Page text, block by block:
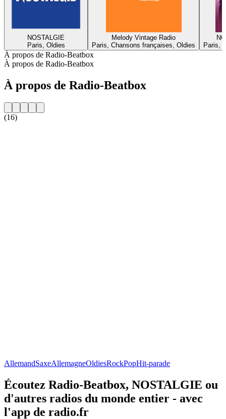
NOSTALGIE
Paris, Oldies
Melody Vintage Radio
Paris, Chansons françaises, Oldies
Paris,
À propos de Radio-Beatbox
À propos de Radio-Beatbox
À propos de Radio-Beatbox
(16)
AllemandSaxeAllemagneOldiesRockPopHit-parade
Écoutez Radio-Beatbox, NOSTALGIE ou
d'autres radios du monde entier - avec
l'app de radio.fr